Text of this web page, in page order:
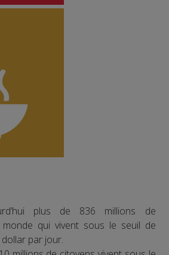
plus de 836 millions de
qui vivent sous le seuil de
par jour.